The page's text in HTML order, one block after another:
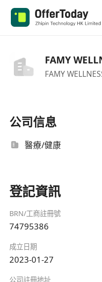
FAMY
FAMY
公司信息
醫療/健康
登記資訊
BRN/工商註冊號
74795386
成立日期
2023-01-27
公司註冊地址